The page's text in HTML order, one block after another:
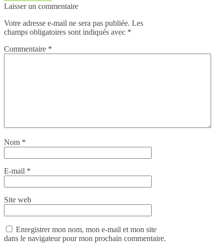
Laisser un commentaire
Votre adresse e-mail ne sera pas publiée. Les
champs obligatoires sont indiqués avec *
Commentaire *
Nom *
E-mail *
Site web
Enregistrer mon nom, mon e-mail et mon site
dans le navigateur pour mon prochain commentaire.